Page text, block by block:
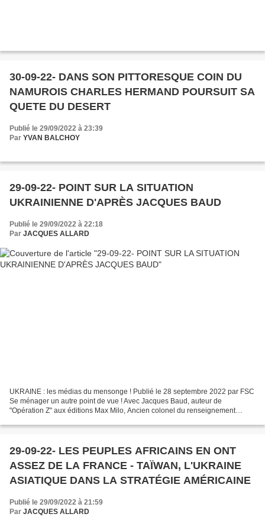
30-09-22- DANS SON PITTORESQUE COIN DU
NAMUROIS CHARLES HERMAND POURSUIT SA
QUETE DU DESERT
Publié le 29/09/2022 à 23:39
Par YVAN BALCHOY
29-09-22- POINT SUR LA SITUATION
UKRAINIENNE D'APRÈS JACQUES BAUD
Publié le 29/09/2022 à 22:18
Par JACQUES ALLARD
UKRAINE : les médias du mensonge ! Publié le 28 septembre 2022 par FSC
Se ménager un autre point de vue ! Avec Jacques Baud, auteur de
"Opération Z" aux éditions Max Milo, Ancien colonel du renseignement
29-09-22- LES PEUPLES AFRICAINS EN ONT
ASSEZ DE LA FRANCE - TAÏWAN, L'UKRAINE
ASIATIQUE DANS LA STRATÉGIE AMÉRICAINE
Publié le 29/09/2022 à 21:59
Par JACQUES ALLARD